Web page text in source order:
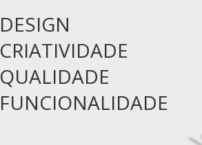
DESIGN
CRIATIVIDADE
QUALIDADE
FUNCIONALIDADE